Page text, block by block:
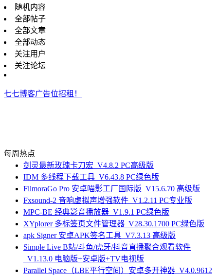
随机内容
全部帖子
全部文章
全部动态
关注用户
关注论坛
七七博客广告位招租！
每周热点
剑灵最新玫瑰卡刀宏_V4.8.2 PC高级版
IDM 多线程下载工具_V6.43.8 PC绿色版
FilmoraGo Pro 安卓喵影工厂国际版_V15.6.70 高级版
Fxsound-2 音响虚拟声增强软件_V1.2.11 PC专业版
MPC-BE 经典影音播放器_V1.9.1 PC绿色版
XYplorer 多标签页文件管理器_V28.30.1700 PC绿色版
apk Signer 安卓APK签名工具_V7.3.13 高级版
Simple Live B站/斗鱼/虎牙/抖音直播聚合观看软件
_V1.13.0 电脑版+安卓版+TV电视版
Parallel Space（LBE平行空间）安卓多开神器_V4.0.9612